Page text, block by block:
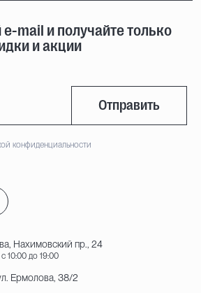
mail и получайте только
и акции
Отправить
конфиденциальности
Нахимовский пр., 24
10:00 до 19:00
Ермолова, 38/2